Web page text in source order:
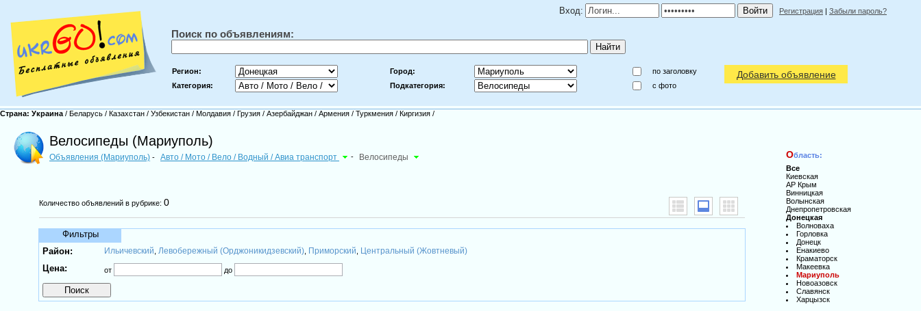
Вход: Регистрация | Забыли пароль?
Поиск по объявлениям:
Регион: Город:
по заголовку
Категория:
Подкатегория: c фото
Добавить объявление
Страна: Украина / Беларусь / Казахстан / Узбекистан / Молдавия / Грузия / Азербайджан / Армения / Туркмения / Киргизия /
Велосипеды (Мариуполь)
Объявления (Мариуполь) - Авто / Мото / Вело / Водный / Авиа транспорт - Велосипеды
Количество объявлений в рубрике:0
Фильтры
Район:
Ильичевский Левобережный (Орджоникидзевский) Приморский Центральный (Жовтневый)
Цена: от до
Область:
Все
Киевская
АР Крым
Винницкая
Волынская
Днепропетровская
Донецкая
Волноваха
Горловка
Донецк
Енакиево
Краматорск
Макеевка
Мариуполь
Новоазовск
Славянск
Харцызск